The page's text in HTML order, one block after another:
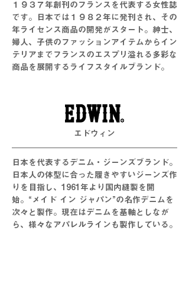
１９３７年創刊のフランスを代表する女性誌
です。日本では１９８２年に発刊され、その
年ライセンス商品の開発がスタート。紳士、
婦人、子供のファッションアイテムからイン
テリアまでフランスのエスプリ溢れる多彩な
商品を展開するライフスタイルブランド。
エドウィン
日本を代表するデニム・ジーンズブランド。
日本人の体型に合った履きやすいジーンズ作
りを目指し、1961年より国内縫製を開
始。“メイド イン ジャパン”の名作デニムを
次々と製作。現在はデニムを基軸としなが
ら、様々なアパレルラインも製作している。